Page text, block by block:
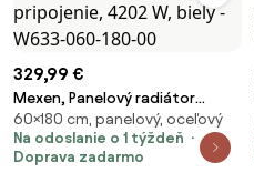
329,99 €
Mexen, Panelový radiátor
Mexen CV33 600 x 1800 mm,
spodné pripojenie, 4202 W,
biely - W633-060-180-00
60×180 cm, panelový, oceľový
Na odoslanie o 1 týždeň
Doprava zadarmo